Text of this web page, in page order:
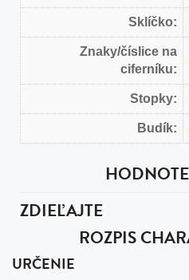
Sklíčko:
Znaky/číslice na
ciferníku:
Stopky:
Budík:
ZDIEĽAJTE
ROZPIS
URČENIE